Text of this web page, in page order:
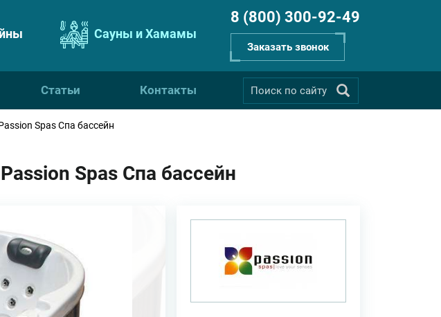
Сауны и Хамамы
8 (800) 300-92-49
Заказать звонок
Статьи Контакты
Spas Спа бассейн
Spas Спа бассейн